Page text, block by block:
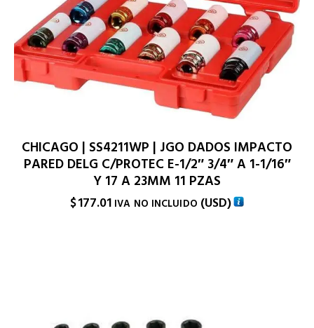
CHICAGO | SS4211WP | JGO DADOS IMPACTO
PARED DELG C/PROTEC E-1/2″ 3/4″ A 1-1/16″
Y 17 A 23MM 11 PZAS
$177.01 IVA NO INCLUIDO (USD)